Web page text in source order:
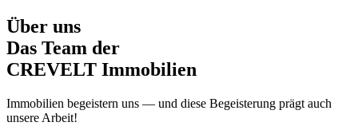
Über uns
Das Team der
CREVELT Immobilien
Immobilien begeistern uns — und diese Begeisterung prägt auch
unsere Arbeit!